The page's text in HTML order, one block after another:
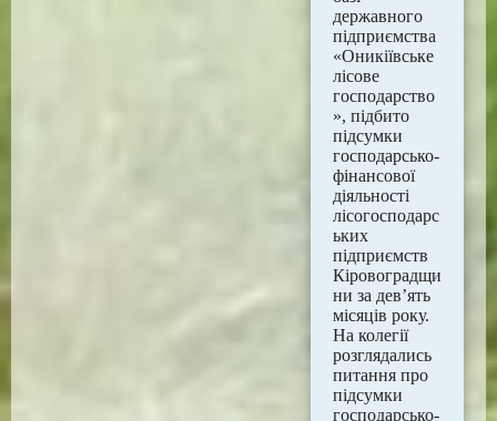
державного
підприємства
«Оникіївське
лісове
господарство
», підбито
підсумки
господарсько-
фінансової
діяльності
лісогосподарс
ьких
підприємств
Кіровоградщи
ни за дев’ять
місяців року.
На колегії
розглядались
питання про
підсумки
господарсько-